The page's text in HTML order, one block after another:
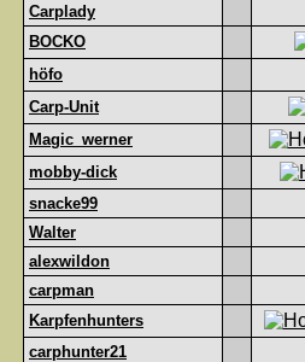
Carplady
BOCKO
höfo
Carp-Unit
Magic_werner
mobby-dick
snacke99
Walter
alexwildon
carpman
Karpfenhunters
carphunter21